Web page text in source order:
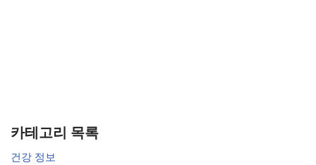
카테고리 목록
건강 정보